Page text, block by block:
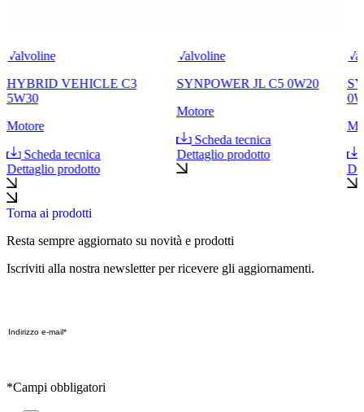
Valvoline
HYBRID VEHICLE C3
5W30
Motore
Scheda tecnica
Dettaglio prodotto
Valvoline
SYNPOWER JL C5 0W20
Motore
Scheda tecnica
Dettaglio prodotto
Torna ai prodotti
Resta sempre aggiornato su novità e prodotti
Iscriviti alla nostra newsletter per ricevere gli aggiornamenti.
*Campi obbligatori